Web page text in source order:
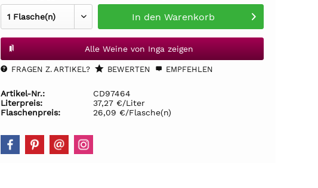
In den Warenkorb
Alle Weine von Inga zeigen
FRAGEN Z. ARTIKEL? BEWERTEN EMPFEHLEN
Artikel-Nr.:
CD97464
Literpreis:
37,27 €/Liter
Flaschenpreis:
26,09 €/Flasche(n)